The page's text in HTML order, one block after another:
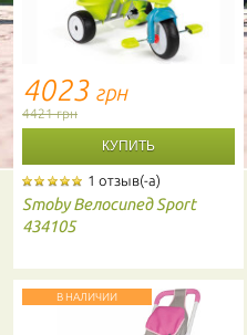
4023 грн
4421 грн
1 отзыв(-а)
Smoby Велосипед Sport
434105
В НАЛИЧИИ